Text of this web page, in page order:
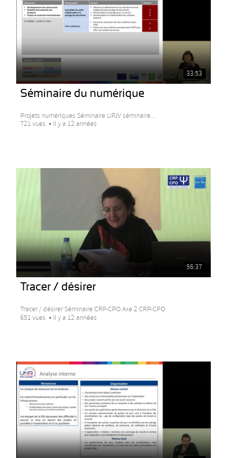
33:53
Séminaire du numérique
Projets numériques Séminaire UPJV séminaire...
721 vues
Il y a 12 années
56:37
Tracer / désirer
Tracer / désirer Séminaire CRP-CPO Axe 2 CRP-CPO
651 vues
Il y a 12 années